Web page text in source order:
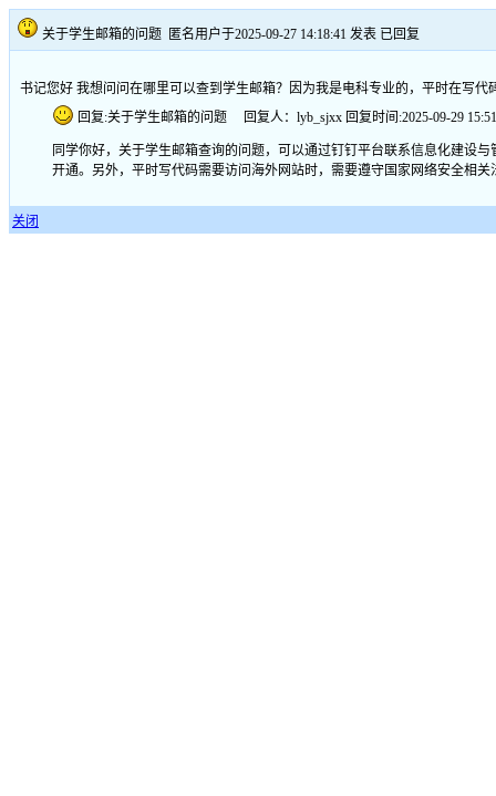
关于学生邮箱的问题 匿名用户于2025-09-27 14:18:41 发表 已回复
书记您好 我想问问在哪里可以查到学生邮箱？因为我是电科专业的，平时在写
回复:关于学生邮箱的问题 回复人：lyb_sjxx 回复时间:2025-09-29
同学你好，关于学生邮箱查询的问题，可以通过钉钉平台联系信息化建设
开通。另外，平时写代码需要访问海外网站时，需要遵守国家网络安全相
关闭